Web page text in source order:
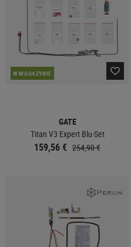
W MAGAZYNIE
GATE
Titan V3 Expert Blu-Set
159,56 € 254,90 €